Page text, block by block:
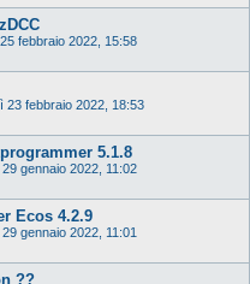
febbraio 2022, 15:58
23 febbraio 2022, 18:53
5.1.8
gennaio 2022, 11:02
Ecos 4.2.9
gennaio 2022, 11:01
??